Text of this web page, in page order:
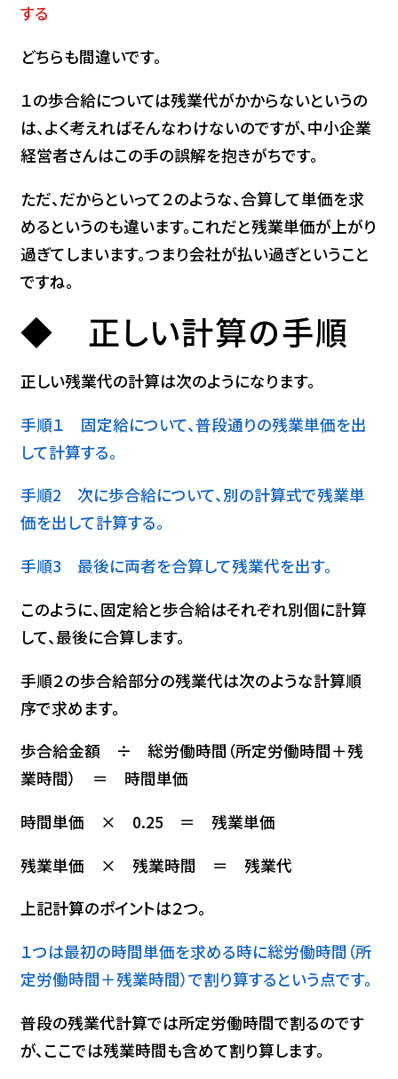
する
どちらも間違いです。
１の歩合給については残業代がかからないというの
は、よく考えればそんなわけないのですが、中小企業
経営者さんはこの手の誤解を抱きがちです。
ただ、だからといって２のような、合算して単価を求
めるというのも違います。これだと残業単価が上がり
過ぎてしまいます。つまり会社が払い過ぎということ
ですね。
◆ 正しい計算の手順
正しい残業代の計算は次のようになります。
手順１ 固定給について、普段通りの残業単価を出
して計算する。
手順2 次に歩合給について、別の計算式で残業単
価を出して計算する。
手順3 最後に両者を合算して残業代を出す。
このように、固定給と歩合給はそれぞれ別個に計算
して、最後に合算します。
手順２の歩合給部分の残業代は次のような計算順
序で求めます。
歩合給金額 ÷ 総労働時間（所定労働時間＋残
業時間） ＝ 時間単価
時間単価 × 0.25 ＝ 残業単価
残業単価 × 残業時間 ＝ 残業代
上記計算のポイントは２つ。
１つは最初の時間単価を求める時に総労働時間（所
定労働時間＋残業時間）で割り算するという点です。
普段の残業代計算では所定労働時間で割るのです
が、ここでは残業時間も含めて割り算します。